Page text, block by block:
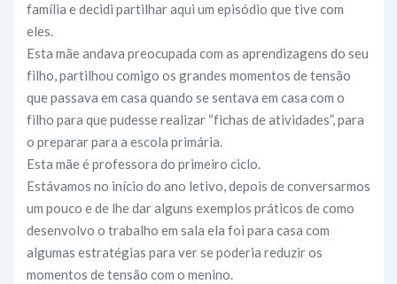
família e decidi partilhar aqui um episódio que tive com
eles.
Esta mãe andava preocupada com as aprendizagens do seu
filho, partilhou comigo os grandes momentos de tensão
que passava em casa quando se sentava em casa com o
filho para que pudesse realizar “fichas de atividades”, para
o preparar para a escola primária.
Esta mãe é professora do primeiro ciclo.
Estávamos no início do ano letivo, depois de conversarmos
um pouco e de lhe dar alguns exemplos práticos de como
desenvolvo o trabalho em sala ela foi para casa com
algumas estratégias para ver se poderia reduzir os
momentos de tensão com o menino.